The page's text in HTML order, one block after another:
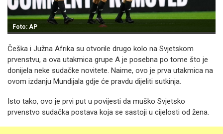
Foto: AP
Češka i Južna Afrika su otvorile drugo kolo na Svjetskom
prvenstvu, a ova utakmica grupe A je posebna po tome što je
donijela neke sudačke novitete. Naime, ovo je prva utakmica na
ovom izdanju Mundijala gdje će pravdu dijeliti sutkinja.
Isto tako, ovo je prvi put u povijesti da muško Svjetsko
prvenstvo sudačka postava koja se sastoji u cijelosti od žena.